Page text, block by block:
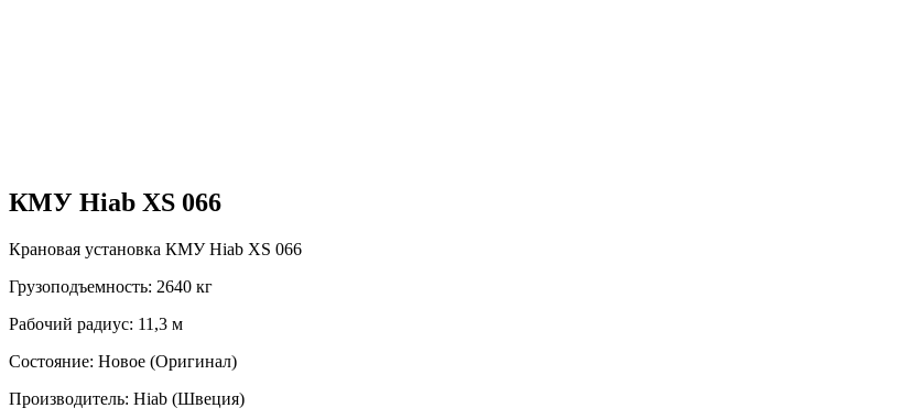
КМУ Hiab XS 066
Крановая установка КМУ Hiab XS 066
Грузоподъемность: 2640 кг
Рабочий радиус: 11,3 м
Состояние: Новое (Оригинал)
Производитель: Hiab (Швеция)